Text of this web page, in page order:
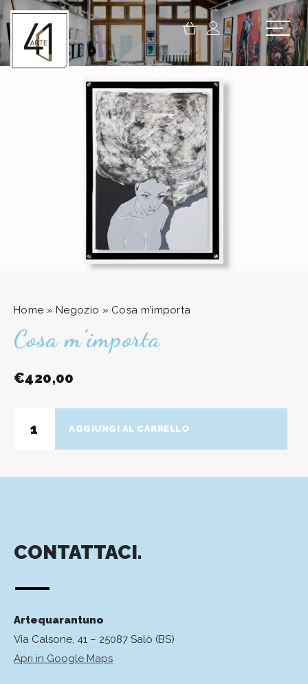
Home »Negozio » Cosa m’importa
Cosa m’importa
€420,00
m'importa
AGGIUNGI AL CARRELLO
CONTATTACI.
Artequarantuno
Via Calsone, 41 – 25087 Salò (BS)
Apri in Google Maps